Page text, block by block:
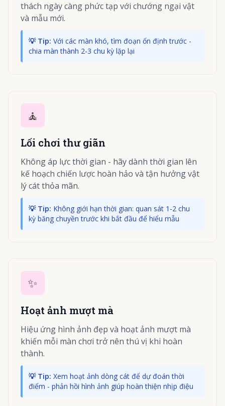
thách ngày càng phức tạp với chướng ngại vật
và mẫu mới.
💡 Tip: Với các màn khó, tìm đoạn ổn định trước -
chia màn thành 2-3 chu kỳ lặp lại
🧘
Lối chơi thư giãn
Không áp lực thời gian - hãy dành thời gian lên
kế hoạch chiến lược hoàn hảo và tận hưởng vật
lý cát thỏa mãn.
💡 Tip: Không giới hạn thời gian: quan sát 1-2 chu
kỳ băng chuyền trước khi bắt đầu để hiểu mẫu
✨
Hoạt ảnh mượt mà
Hiệu ứng hình ảnh đẹp và hoạt ảnh mượt mà
khiến mỗi màn chơi trở nên thú vị khi hoàn
thành.
💡 Tip: Xem hoạt ảnh dòng cát để dự đoán thời
điểm - phản hồi hình ảnh giúp hoàn thiện nhịp điệu